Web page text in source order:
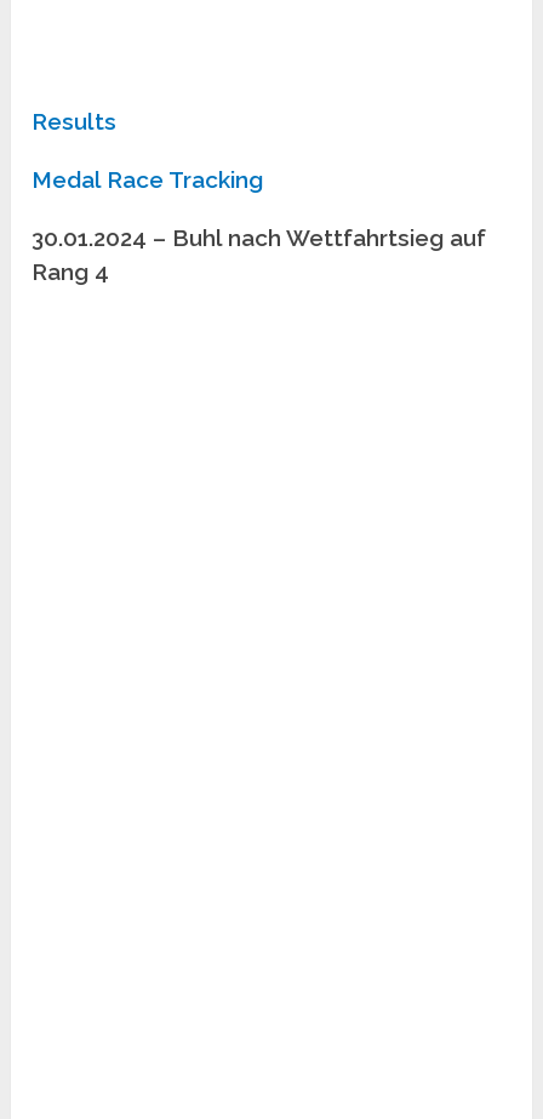
Results
Medal Race Tracking
30.01.2024 – Buhl nach Wettfahrtsieg auf
Rang 4